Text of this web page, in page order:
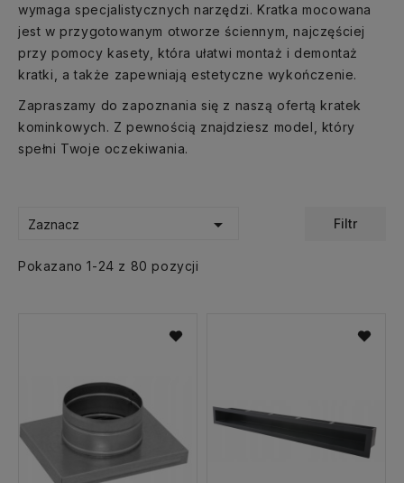
wymaga specjalistycznych narzędzi. Kratka mocowana
jest w przygotowanym otworze ściennym, najczęściej
przy pomocy kasety, która ułatwi montaż i demontaż
kratki, a także zapewniają estetyczne wykończenie.
Zapraszamy do zapoznania się z naszą ofertą kratek
kominkowych. Z pewnością znajdziesz model, który
spełni Twoje oczekiwania.
Zaznacz  Filtr
Pokazano 1-24 z 80 pozycji